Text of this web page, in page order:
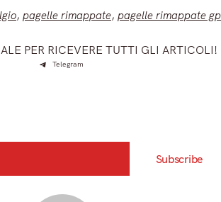
, pagelle rimappate, pagelle rimappate gp
PER RICEVERE TUTTI GLI ARTICOLI!
Telegram
Subscribe